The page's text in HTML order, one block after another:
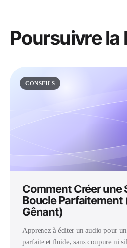
Poursuivre la
CONSEILS
Comment Créer une
Boucle Parfaitement
Gênant)
Apprenez à éditer un audio pour
parfaite et fluide, sans coupure ni